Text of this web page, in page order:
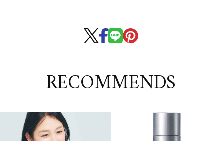
RECOMMENDS